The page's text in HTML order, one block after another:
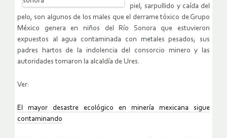
piel, sarpullido y caída del
pelo, son algunos de los males que el derrame tóxico de Grupo
México genera en niños del Río Sonora que estuvieron
expuestos al agua contaminada con metales pesados; sus
padres hartos de la indolencia del consorcio minero y las
autoridades tomaron la alcaldía de Ures.
Ver:
El mayor desastre ecológico en minería mexicana sigue
contaminando